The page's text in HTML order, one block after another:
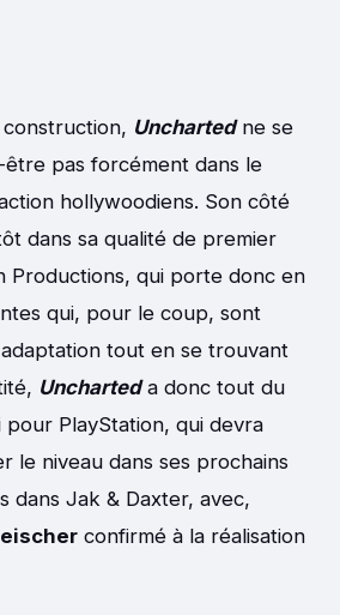
construction, Unchartedne se
pas forcément dans le
hollywoodiens. Son côté
dans sa qualité de premier
Productions, qui porte donc en
qui, pour le coup, sont
tout en se trouvant
Uncharted a donc tout du
pour PlayStation, qui devra
le niveau dans ses prochains
dans Jak & Daxter, avec,
confirmé à la réalisation